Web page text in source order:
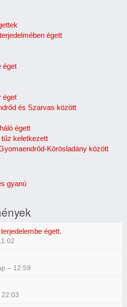
égett
éget
éget
és Szarvas között
égett
keletkezett
Körösladány között
gyanú
égett.
– 12:59